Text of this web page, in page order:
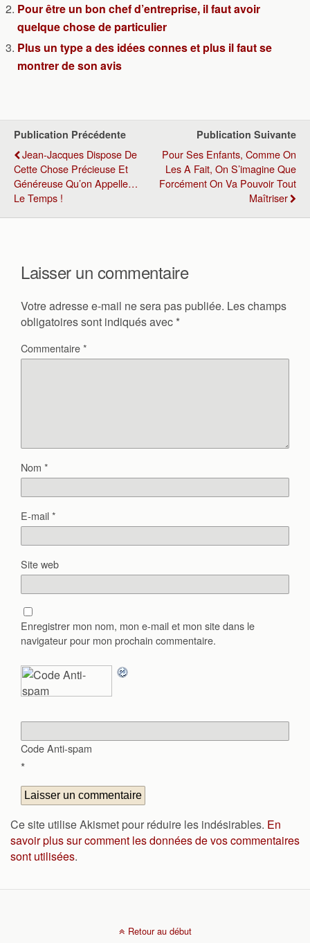
Pour être un bon chef d’entreprise, il faut avoir
quelque chose de particulier
Plus un type a des idées connes et plus il faut se
montrer de son avis
Publication Précédente
Jean-Jacques Dispose De
Cette Chose Précieuse Et
Généreuse Qu’on Appelle…
Le Temps !
Publication Suivante
Pour Ses Enfants, Comme On
Les A Fait, On S’imagine Que
Forcément On Va Pouvoir Tout
Maîtriser
Laisser un commentaire
Votre adresse e-mail ne sera pas publiée. Les champs
obligatoires sont indiqués avec *
Commentaire*
Nom *
E-mail*
Site web
Enregistrer mon nom, mon e-mail et mon site dans le
navigateur pour mon prochain commentaire.
Code Anti-spam
*
Ce site utilise Akismet pour réduire les indésirables. En
savoir plus sur comment les données de vos commentaires
sont utilisées.
Retour au début